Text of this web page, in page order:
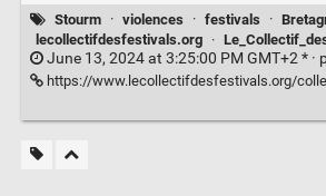
Stourm · violences · festivals ·
lecollectifdesfestivals.org
·
June 13, 2024 at 3:25:00 PM GMT+2 * ·
https://www.lecollectifdesfestivals.org/collectif/2024/06/